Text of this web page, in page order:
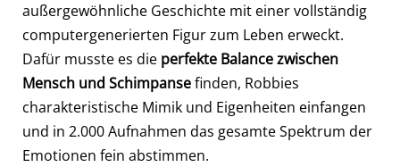
außergewöhnliche Geschichte mit einer vollständig
computergenerierten Figur zum Leben erweckt.
Dafür musste es die perfekte Balance zwischen
Mensch und Schimpansefinden, Robbies
charakteristische Mimik und Eigenheiten einfangen
und in 2.000 Aufnahmen das gesamte Spektrum der
Emotionen fein abstimmen.